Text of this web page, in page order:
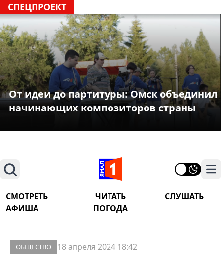
СПЕЦПРОЕКТ
От идеи до партитуры: Омск объединил
начинающих композиторов страны
Поиск
СМОТРЕТЬ ЧИТАТЬ
СЛУШАТЬ
АФИША
ПОГОДА
ОБЩЕСТВО 18 апреля 2024 18:42